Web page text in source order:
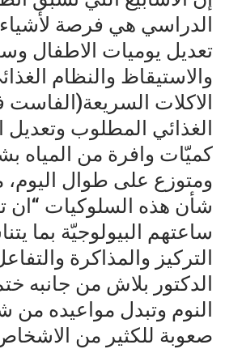
الدراسي هي فرصة لأشياء
تعديل يوميات الاطفال
والاستيقاظ والنظام
الاكلات السريعة(الفاست
الغذائي المطلوب
كميّات وافرة من المياه
ومتوزع على طوال
شأن هذه السلوكيات “ان
ساعتهم البيولوجيّة بما
التركيز والمذاكرة
الدكتور بلاش من جانبه
النوم وتبدل مواعيده
صعوبة للكثير من